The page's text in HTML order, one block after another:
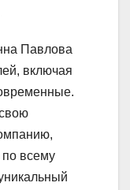
Павлова
включая
по всему